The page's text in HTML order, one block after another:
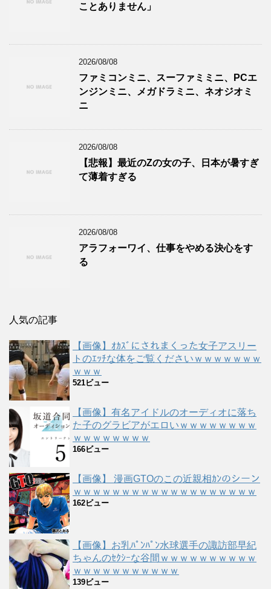
ことありません」
2026/08/08
ファミコンミニ、スーファミミニ、PCエ
ンジンミニ、メガドラミニ、ネオジオミ
ニ
2026/08/08
【悲報】最近のZの女の子、日本が暑すぎ
て薄着すぎる
2026/08/08
アラフォーワイ、仕事をやめる決心をす
る
人気の記事
【画像】ｵｶｽﾞにされまくった女子アスリー
トのｴｯﾁな体をご覧くださいｗｗｗｗｗｗｗ
ｗｗｗ
521ビュー
【画像】有名アイドルのオーディオに落ち
た子のグラビアがエロいｗｗｗｗｗｗｗｗ
ｗｗｗｗｗｗｗｗ
166ビュー
【画像】 漫画GTOのこの近親相ｶﾝのシーン
ｗｗｗｗｗｗｗｗｗｗｗｗｗｗｗｗｗｗｗ
162ビュー
【画像】お乳ﾊﾟﾝﾊﾟﾝ水球選手の諏訪部早紀
ちゃんのｾｸｼｰな谷間ｗｗｗｗｗｗｗｗｗｗ
ｗｗｗｗｗｗｗｗｗｗｗ
139ビュー